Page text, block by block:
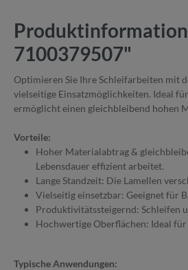
7100379507"
Optimieren Sie Ihre Schleifarbeiten mit
vielseitige Einsatzmöglichkeiten. Ideal
ermöglicht einen gleichbleibend hohen
Vorteile:
Hoher Materialabtrag &
Lebensdauer effizient arbeitet.
Lange Standzeit: Die Lamellen
Vielseitig einsetzbar: Geeignet für
Produktivitätssteigernd: Schleifen
Hochwertige Oberflächen: Ideal
Typische Anwendungen: